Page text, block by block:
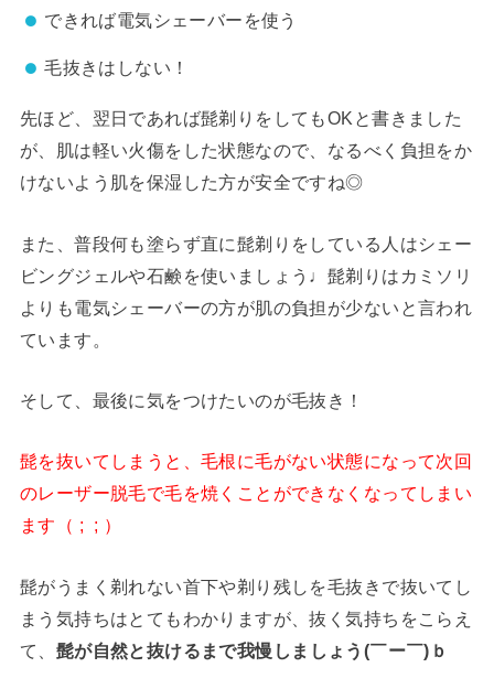
できれば電気シェーバーを使う
毛抜きはしない！
先ほど、翌日であれば髭剃りをしてもOKと書きました
が、肌は軽い火傷をした状態なので、なるべく負担をか
けないよう肌を保湿した方が安全ですね◎
また、普段何も塗らず直に髭剃りをしている人はシェー
ビングジェルや石鹸を使いましょう♩髭剃りはカミソリ
よりも電気シェーバーの方が肌の負担が少ないと言われ
ています。
そして、最後に気をつけたいのが毛抜き！
髭を抜いてしまうと、毛根に毛がない状態になって次回
のレーザー脱毛で毛を焼くことができなくなってしまい
ます（ ; ; ）
髭がうまく剃れない首下や剃り残しを毛抜きで抜いてし
まう気持ちはとてもわかりますが、抜く気持ちをこらえ
て、 髭が自然と抜けるまで我慢しましょう(￣ー￣)ｂ